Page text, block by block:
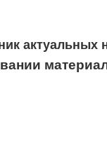
актуальных